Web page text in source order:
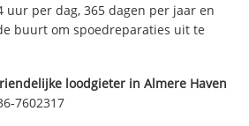
uur per dag, 365 dagen per jaar en
buurt om spoedreparaties uit te
loodgieter inAlmere Haven
7602317